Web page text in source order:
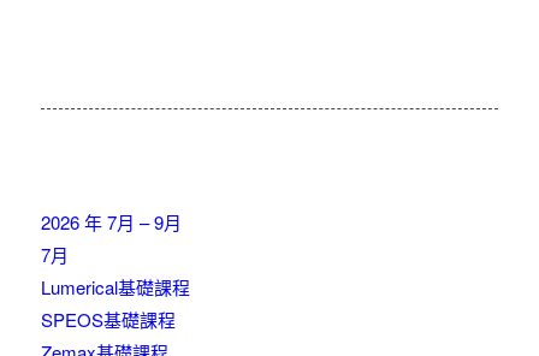
2026 年 7月 – 9月
7月
Lumerical基礎課程
SPEOS基礎課程